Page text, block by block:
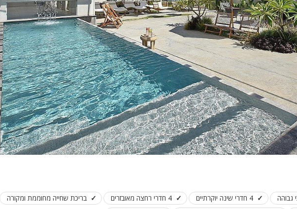
גבוהה 4 חדרי שינה יוקרתיים 4 חדרי רחצה מאובזרים בריכת שחייה מחוממת ומקורה